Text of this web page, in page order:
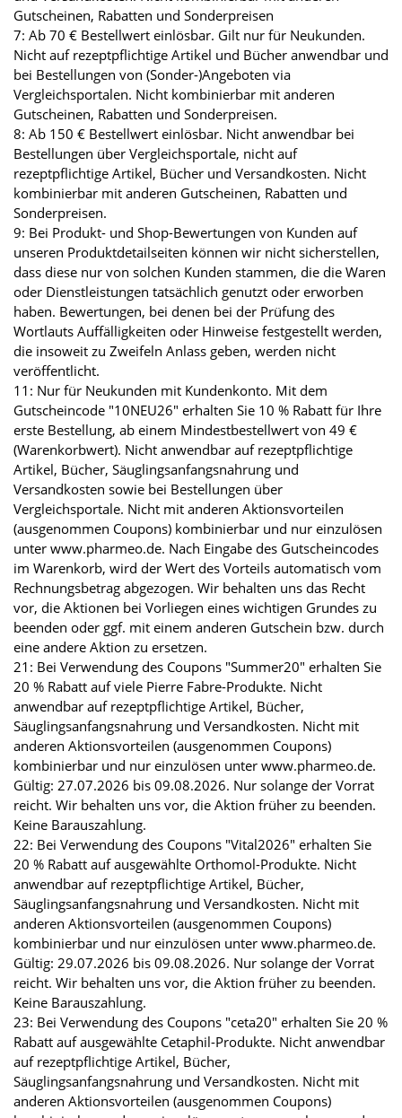
Gutscheinen, Rabatten und Sonderpreisen
7: Ab 70 € Bestellwert einlösbar. Gilt nur für Neukunden.
Nicht auf rezeptpflichtige Artikel und Bücher anwendbar und
bei Bestellungen von (Sonder-)Angeboten via
Vergleichsportalen. Nicht kombinierbar mit anderen
Gutscheinen, Rabatten und Sonderpreisen.
8: Ab 150 € Bestellwert einlösbar. Nicht anwendbar bei
Bestellungen über Vergleichsportale, nicht auf
rezeptpflichtige Artikel, Bücher und Versandkosten. Nicht
kombinierbar mit anderen Gutscheinen, Rabatten und
Sonderpreisen.
9: Bei Produkt- und Shop-Bewertungen von Kunden auf
unseren Produktdetailseiten können wir nicht sicherstellen,
dass diese nur von solchen Kunden stammen, die die Waren
oder Dienstleistungen tatsächlich genutzt oder erworben
haben. Bewertungen, bei denen bei der Prüfung des
Wortlauts Auffälligkeiten oder Hinweise festgestellt werden,
die insoweit zu Zweifeln Anlass geben, werden nicht
veröffentlicht.
11: Nur für Neukunden mit Kundenkonto. Mit dem
Gutscheincode "10NEU26" erhalten Sie 10 % Rabatt für Ihre
erste Bestellung, ab einem Mindestbestellwert von 49 €
(Warenkorbwert). Nicht anwendbar auf rezeptpflichtige
Artikel, Bücher, Säuglingsanfangsnahrung und
Versandkosten sowie bei Bestellungen über
Vergleichsportale. Nicht mit anderen Aktionsvorteilen
(ausgenommen Coupons) kombinierbar und nur einzulösen
unter www.pharmeo.de. Nach Eingabe des Gutscheincodes
im Warenkorb, wird der Wert des Vorteils automatisch vom
Rechnungsbetrag abgezogen. Wir behalten uns das Recht
vor, die Aktionen bei Vorliegen eines wichtigen Grundes zu
beenden oder ggf. mit einem anderen Gutschein bzw. durch
eine andere Aktion zu ersetzen.
21: Bei Verwendung des Coupons "Summer20" erhalten Sie
20 % Rabatt auf viele Pierre Fabre-Produkte. Nicht
anwendbar auf rezeptpflichtige Artikel, Bücher,
Säuglingsanfangsnahrung und Versandkosten. Nicht mit
anderen Aktionsvorteilen (ausgenommen Coupons)
kombinierbar und nur einzulösen unter www.pharmeo.de.
Gültig: 27.07.2026 bis 09.08.2026. Nur solange der Vorrat
reicht. Wir behalten uns vor, die Aktion früher zu beenden.
Keine Barauszahlung.
22: Bei Verwendung des Coupons "Vital2026" erhalten Sie
20 % Rabatt auf ausgewählte Orthomol-Produkte. Nicht
anwendbar auf rezeptpflichtige Artikel, Bücher,
Säuglingsanfangsnahrung und Versandkosten. Nicht mit
anderen Aktionsvorteilen (ausgenommen Coupons)
kombinierbar und nur einzulösen unter www.pharmeo.de.
Gültig: 29.07.2026 bis 09.08.2026. Nur solange der Vorrat
reicht. Wir behalten uns vor, die Aktion früher zu beenden.
Keine Barauszahlung.
23: Bei Verwendung des Coupons "ceta20" erhalten Sie 20 %
Rabatt auf ausgewählte Cetaphil-Produkte. Nicht anwendbar
auf rezeptpflichtige Artikel, Bücher,
Säuglingsanfangsnahrung und Versandkosten. Nicht mit
anderen Aktionsvorteilen (ausgenommen Coupons)